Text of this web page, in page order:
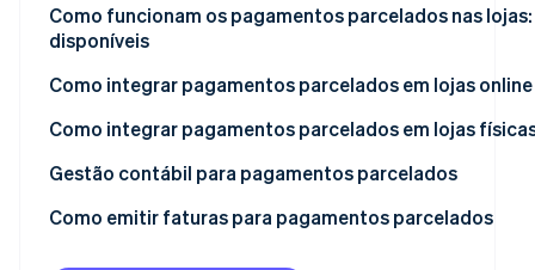
Como funcionam os pagamentos parcelados nas
disponíveis
Pagamentos parcelados via terminais POS
Pagamentos parcelados via links de pagamentos
Pagamentos parcelados via Satispay
Pagamentos parcelados via Pay-Oh
Como integrar pagamentos parcelados em lojas online
Quais são os melhores sistemas de pagamento
Como integrar pagamentos parcelados em lojas
Gestão contábil para pagamentos parcelados
Reconhecimento de receitas
Como emitir faturas para pagamentos parcelados